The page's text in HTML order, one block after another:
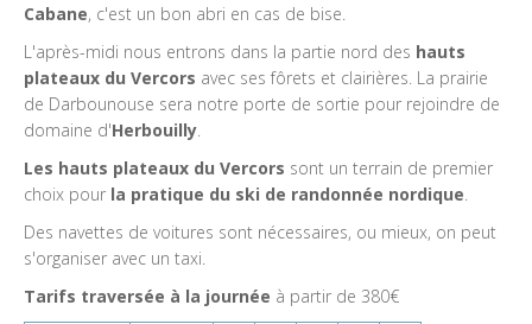
Cabane, c'est un bon abri en cas de bise.
L'après-midi nous entrons dans la partie nord des hauts
plateaux du Vercors avec ses fôrets et clairières. La prairie
de Darbounouse sera notre porte de sortie pour rejoindre de
domaine d'Herbouilly
Les hauts plateaux du Vercors sont un terrain de premier
choix pour la pratique du ski de randonnée nordique
Des navettes de voitures sont nécessaires, ou mieux, on peut
s'organiser avec un taxi.
Tarifs traversée à la journée à partir de 380€